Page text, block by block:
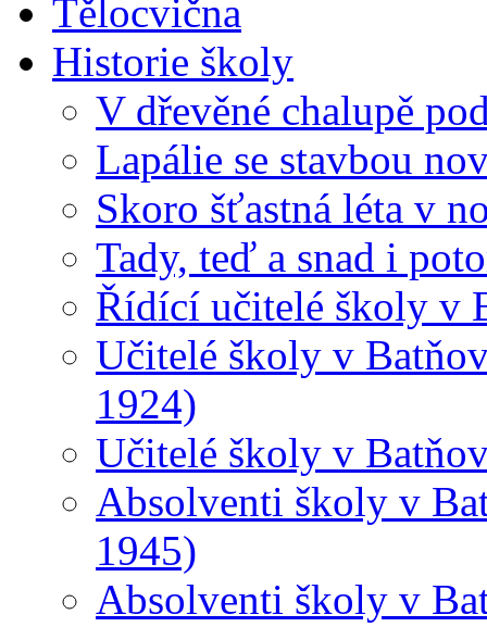
Tělocvična
Historie školy
V dřevěné chalupě
Lapálie se stavbou
Skoro šťastná léta v
Tady, teď a snad i
Řídící učitelé školy v
Učitelé školy v
1924)
Učitelé školy v
Absolventi školy v
1945)
Absolventi školy v